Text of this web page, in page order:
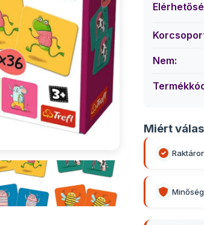
Nem:
Miért